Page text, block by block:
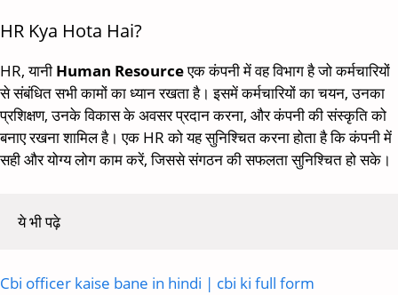
HR Kya Hota Hai?
HR, यानी Human Resourceएक कंपनी में वह विभाग है जो कर्मचारियों
से संबंधित सभी कामों का ध्यान रखता है। इसमें कर्मचारियों का चयन, उनका
प्रशिक्षण, उनके विकास के अवसर प्रदान करना, और कंपनी की संस्कृति को
बनाए रखना शामिल है। एक HR को यह सुनिश्चित करना होता है कि कंपनी में
सही और योग्य लोग काम करें, जिससे संगठन की सफलता सुनिश्चित हो सके।
ये भी पढ़े
Cbi officer kaise bane in hindi | cbi ki full form